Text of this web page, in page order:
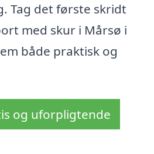
Tag det første skridt
med skur i Mårsø i
både praktisk og
og uforpligtende